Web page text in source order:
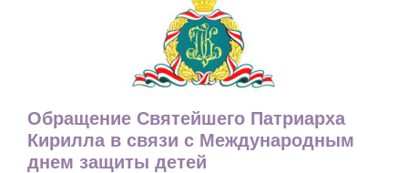
Обращение Святейшего Патриарха
Кирилла в связи с Международным
днем защиты детей